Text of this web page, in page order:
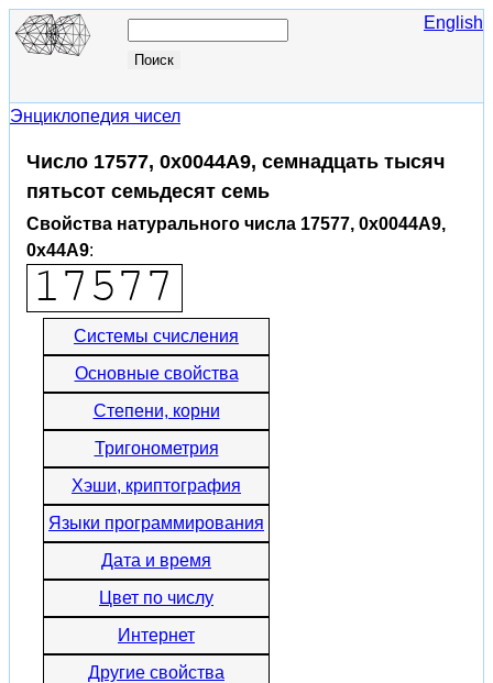
English
Энциклопедия чисел
Число 17577, 0x0044A9, семнадцать тысяч
пятьсот семьдесят семь
Свойства натурального числа 17577, 0x0044A9,
0x44A9:
Системы счисления
Основные свойства
Степени, корни
Тригонометрия
Хэши, криптография
Языки программирования
Дата и время
Цвет по числу
Интернет
Другие свойства